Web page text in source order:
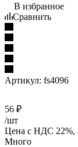
В избранное
Сравнить
Артикул: fs4096
56 ₽
/шт
Цена с НДС 22%,
Много